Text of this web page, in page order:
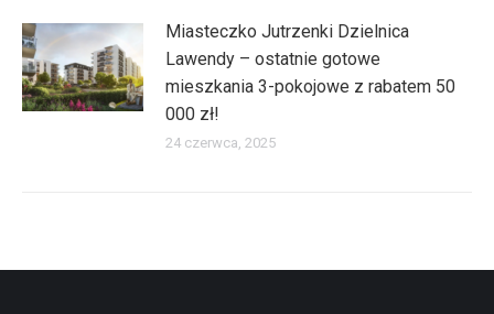
Miasteczko Jutrzenki Dzielnica
Lawendy – ostatnie gotowe
mieszkania 3-pokojowe z rabatem 50
000 zł!
24 czerwca, 2025